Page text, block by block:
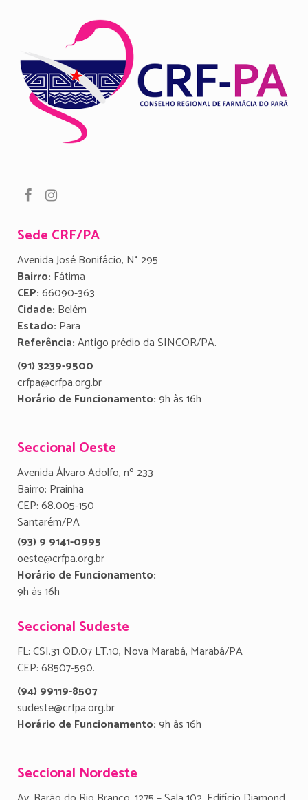
Sede CRF/PA
Avenida José Bonifácio, N° 295
Bairro: Fátima
CEP:66090-363
Cidade: Belém
Estado: Para
Referência:Antigo prédio da SINCOR/PA.
(91) 3239-9500
crfpa@crfpa.org.br
Horário de Funcionamento:9h às 16h
Seccional Oeste
Avenida Álvaro Adolfo, nº 233
Bairro: Prainha
CEP: 68.005-150
Santarém/PA
(93) 9 9141-0995
oeste@crfpa.org.br
Horário de Funcionamento:
9h às 16h
Seccional Sudeste
FL: CSI.31 QD.07 LT.10, Nova Marabá, Marabá/PA
CEP: 68507-590.
(94) 99119-8507
sudeste@crfpa.org.br
Horário de Funcionamento:9h às 16h
Seccional Nordeste